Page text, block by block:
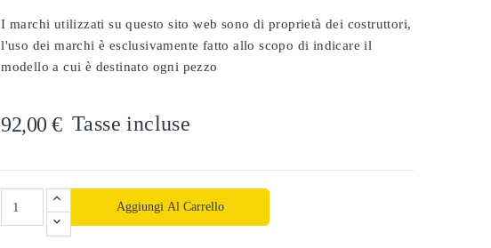
I marchi utilizzati su questo sito web sono di proprietà dei costruttori,
l'uso dei marchi è esclusivamente fatto allo scopo di indicare il
modello a cui è destinato ogni pezzo
92,00 € Tasse incluse
Aggiungi Al Carrello